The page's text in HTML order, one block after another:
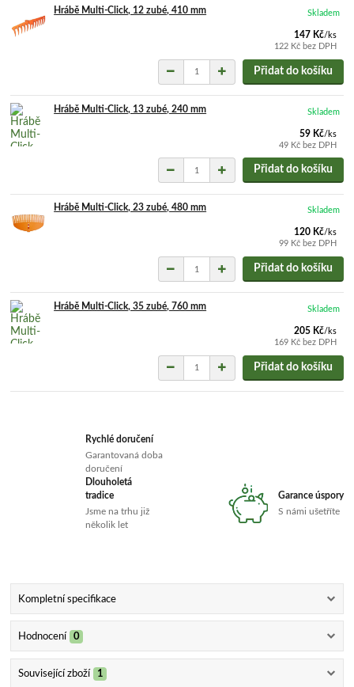
Hrábě Multi-Click, 12 zubé, 410 mm
147 Kč/ks
122 Kč bez DPH
Skladem
Přidat do košíku
Hrábě Multi-Click, 13 zubé, 240 mm
59 Kč/ks
49 Kč bez DPH
Skladem
Přidat do košíku
Hrábě Multi-Click, 23 zubé, 480 mm
120 Kč/ks
99 Kč bez DPH
Skladem
Přidat do košíku
Hrábě Multi-Click, 35 zubé, 760 mm
205 Kč/ks
169 Kč bez DPH
Skladem
Přidat do košíku
Rychlé doručení
Garantovaná doba
doručení
Dlouholetá
tradice
Jsme na trhu již
několik let
Garance úspory
S námi ušetříte
Kompletní specifikace
Hodnocení 0
Související zboží 1